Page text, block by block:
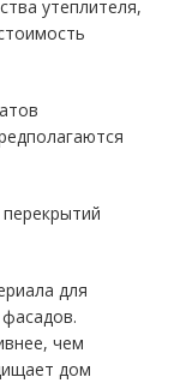
утеплителя,
для
чем
дом